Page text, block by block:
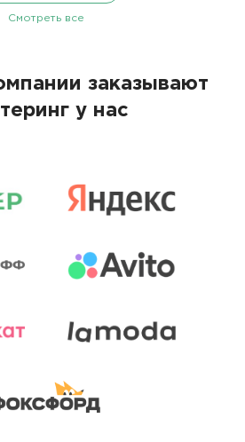
Смотреть все
заказывают
у нас